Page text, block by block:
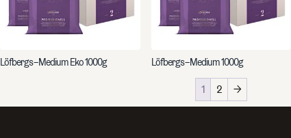
Löfbergs – Medium Eko 1000g Löfbergs – Medium 1000g
1 2 →